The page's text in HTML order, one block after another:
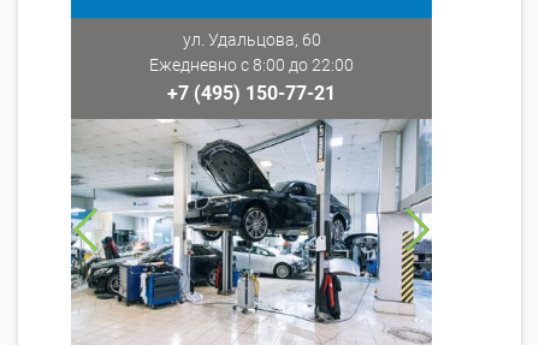
ул. Удальцова, 60
Ежедневно с 8:00 до 22:00
+7 (495) 150-77-21